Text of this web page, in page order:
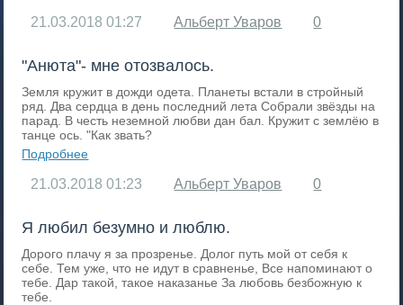
21.03.2018 01:27 Альберт Уваров 0
"Анюта"- мне отозвалось.
Земля кружит в дожди одета. Планеты встали в стройный
ряд. Два сердца в день последний лета Собрали звёзды на
парад. В честь неземной любви дан бал. Кружит с землёю в
танце ось. "Как звать?
Подробнее
21.03.2018 01:23 Альберт Уваров 0
Я любил безумно и люблю.
Дорого плачу я за прозренье. Долог путь мой от себя к
себе. Тем уже, что не идут в сравненье, Все напоминают о
тебе. Дар такой, такое наказанье За любовь безбожную к
тебе.